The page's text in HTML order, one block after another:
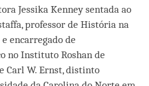
Jessika Kenney sentada ao
professor de História na
encarregado de
no Instituto Roshan de
Carl W. Ernst, distinto